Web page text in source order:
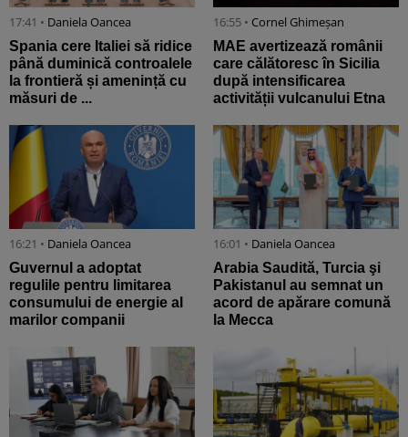
17:41 • Daniela Oancea
Spania cere Italiei să ridice
până duminică controalele
la frontieră și amenință cu
măsuri de ...
16:55 • Cornel Ghimeșan
MAE avertizează românii
care călătoresc în Sicilia
după intensificarea
activității vulcanului Etna
16:21 • Daniela Oancea
Guvernul a adoptat
regulile pentru limitarea
consumului de energie al
marilor companii
16:01 • Daniela Oancea
Arabia Saudită, Turcia şi
Pakistanul au semnat un
acord de apărare comună
la Mecca